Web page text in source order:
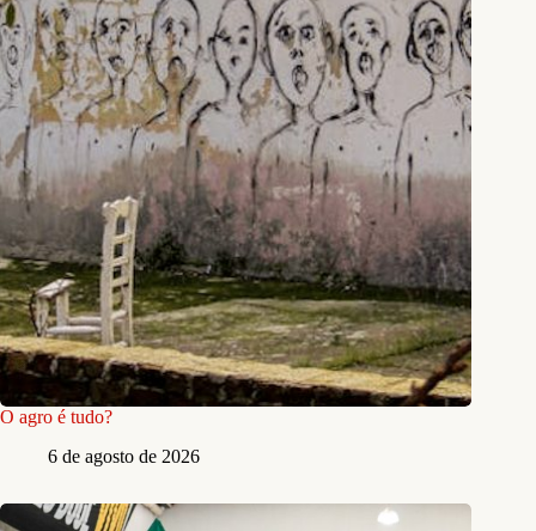
O agro é tudo?
6 de agosto de 2026